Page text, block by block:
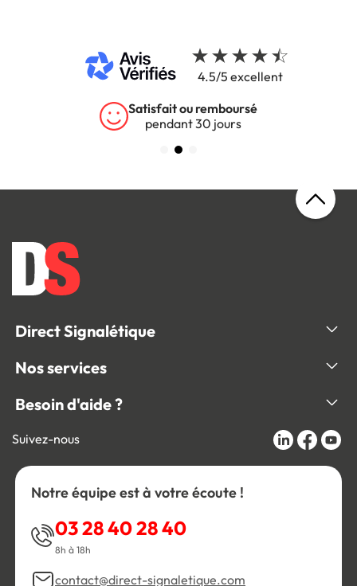
4.5/5 excellent
Garantie 5 ans
sur tous nos produits
Direct Signalétique
Nos services
Besoin d'aide ?
Suivez-nous
Notre équipe est à votre écoute !
03 28 40 28 40
8h à 18h
contact@direct-signaletique.com